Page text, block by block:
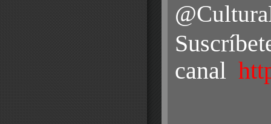
canal